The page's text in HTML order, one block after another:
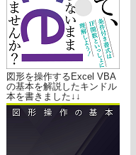
図形を操作するExcel VBA
の基本を解説したキンドル
本を書きました↓↓